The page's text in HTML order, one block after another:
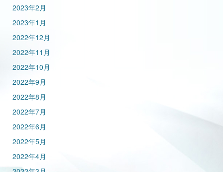
2023年2月
2023年1月
2022年12月
2022年11月
2022年10月
2022年9月
2022年8月
2022年7月
2022年6月
2022年5月
2022年4月